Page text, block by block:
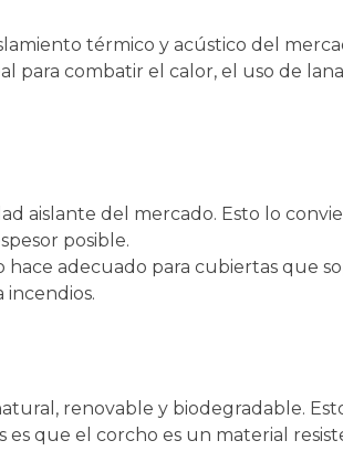
térmico y acústico del
para combatir el calor, el uso de
aislante del mercado. Esto lo
posible.
adecuado para cubiertas que
incendios.
renovable y biodegradable.
es que el corcho es un material